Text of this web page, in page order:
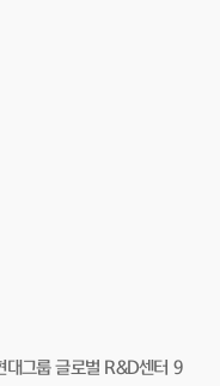
대그룹 글로벌 R&D센터 9